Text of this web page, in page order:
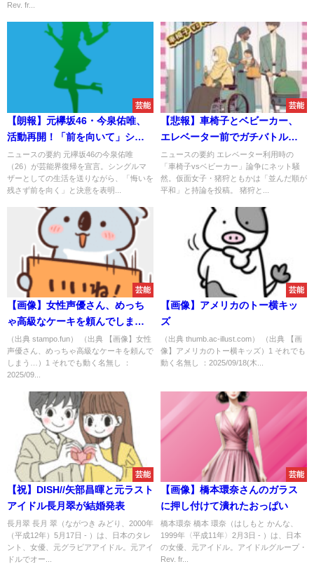
Rev. fr...
芸能
【朗報】元欅坂46・今泉佑唯、
活動再開！「前を向いて」シン
ママで復帰へ
ニュースの要約 元欅坂46の今泉佑唯
（26）が芸能界復帰を宣言。シングルマ
ザーとしての生活を送りながら、「悔いを
残さず前を向く」と決意を表明...
芸能
【悲報】車椅子とベビーカー、
エレベーター前でガチバトル勃
発
ニュースの要約 エレベーター利用時の
「車椅子vsベビーカー」論争にネット騒
然。仮面女子・猪狩ともかは「並んだ順が
平和」と持論を投稿。 猪狩と...
芸能
【画像】女性声優さん、めっち
ゃ高級なケーキを頼んでしま
う…
（出典 stampo.fun） （出典 【画像】女性
声優さん、めっちゃ高級なケーキを頼んで
しまう…）1 それでも動く名無し ：
2025/09...
芸能
【画像】アメリカのトー横キッ
ズ
（出典 thumb.ac-illust.com） （出典 【画
像】アメリカのトー横キッズ）1 それでも
動く名無し ：2025/09/18(木...
芸能
【祝】DISH//矢部昌暉と元ラスト
アイドル長月翠が結婚発表
長月翠 長月 翠（ながつき みどり、2000年
（平成12年）5月17日 - ）は、日本のタレ
ント、女優、元グラビアアイドル。元アイ
ドルでオー...
芸能
【画像】橋本環奈さんのガラス
に押し付けて潰れたおっぱい
橋本環奈 橋本 環奈（はしもと かんな、
1999年〈平成11年〉2月3日 - ）は、日本
の女優、元アイドル。アイドルグループ・
Rev. fr...